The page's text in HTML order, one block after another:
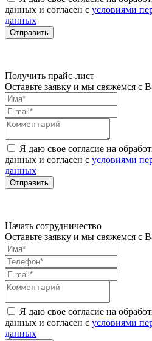
данных и согласен с условиями
данных
Отправить
Получить прайс-лист
Оставьте заявку и мы свяжемся с
Я даю свое согласие на
данных и согласен с условиями
данных
Отправить
Начать сотрудничество
Оставьте заявку и мы свяжемся с
Я даю свое согласие на
данных и согласен с условиями
данных